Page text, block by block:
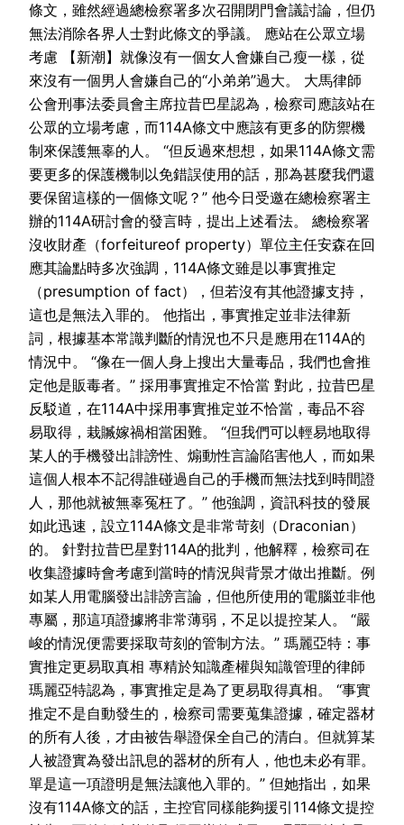
條文，雖然經過總檢察署多次召開閉門會議討論，但仍
無法消除各界人士對此條文的爭議。 應站在公眾立場
考慮 【新潮】就像沒有一個女人會嫌自己瘦一樣，從
來沒有一個男人會嫌自己的“小弟弟”過大。 大馬律師
公會刑事法委員會主席拉昔巴星認為，檢察司應該站在
公眾的立場考慮，而114A條文中應該有更多的防禦機
制來保護無辜的人。 “但反過來想想，如果114A條文需
要更多的保護機制以免錯誤使用的話，那為甚麼我們還
要保留這樣的一個條文呢？” 他今日受邀在總檢察署主
辦的114A研討會的發言時，提出上述看法。 總檢察署
沒收財產（forfeitureof property）單位主任安森在回
應其論點時多次強調，114A條文雖是以事實推定
（presumption of fact），但若沒有其他證據支持，
這也是無法入罪的。 他指出，事實推定並非法律新
詞，根據基本常識判斷的情況也不只是應用在114A的
情況中。 “像在一個人身上搜出大量毒品，我們也會推
定他是販毒者。” 採用事實推定不恰當 對此，拉昔巴星
反駁道，在114A中採用事實推定並不恰當，毒品不容
易取得，栽贓嫁禍相當困難。 “但我們可以輕易地取得
某人的手機發出誹謗性、煽動性言論陷害他人，而如果
這個人根本不記得誰碰過自己的手機而無法找到時間證
人，那他就被無辜冤枉了。” 他強調，資訊科技的發展
如此迅速，設立114A條文是非常苛刻（Draconian）
的。 針對拉昔巴星對114A的批判，他解釋，檢察司在
收集證據時會考慮到當時的情況與背景才做出推斷。例
如某人用電腦發出誹謗言論，但他所使用的電腦並非他
專屬，那這項證據將非常薄弱，不足以提控某人。 “嚴
峻的情況便需要採取苛刻的管制方法。” 瑪麗亞特：事
實推定更易取真相 專精於知識產權與知識管理的律師
瑪麗亞特認為，事實推定是為了更易取得真相。 “事實
推定不是自動發生的，檢察司需要蒐集證據，確定器材
的所有人後，才由被告舉證保全自己的清白。但就算某
人被證實為發出訊息的器材的所有人，他也未必有罪。
單是這一項證明是無法讓他入罪的。” 但她指出，如果
沒有114A條文的話，主控官同樣能夠援引114條文提控